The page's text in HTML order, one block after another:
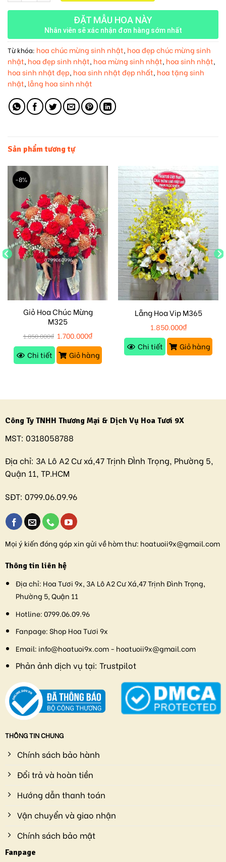
ĐẶT MẪU HOA NÀY
Nhân viên sẽ xác nhận đơn hàng sớm nhất
Từ khóa: hoa chúc mừng sinh nhật, hoa đẹp chúc mừng sinh
nhật, hoa đẹp sinh nhật, hoa mừng sinh nhật, hoa sinh nhật,
hoa sinh nhật đẹp, hoa sinh nhật đẹp nhất, hoa tặng sinh
nhật, lẵng hoa sinh nhật
Sản phẩm tương tự
-8%
Giỏ Hoa Chúc Mừng
M325
1.850.000₫ 1.700.000₫
Chi tiết
Giỏ hàng
Lẵng Hoa Vip M365
1.850.000₫
Chi tiết
Giỏ hàng
Công Ty TNHH Thương Mại & Dịch Vụ Hoa Tươi 9X
MST: 0318058788
Địa chỉ: 3A Lô A2 Cư xá,47 Trịnh ĐÌnh Trọng, Phường 5,
Quận 11, TP.HCM
SĐT: 0799.06.09.96
Mọi ý kiến đóng góp xin gửi về hòm thư: hoatuoii9x@gmail.com
Thông tin liên hệ
Địa chỉ: Hoa Tươi 9x, 3A Lô A2 Cư Xá,47 Trịnh Đình Trọng,
Phường 5, Quận 11
Hotline:0799.06.09.96
Fanpage:Shop Hoa Tươi 9x
Email: info@hoatuoi9x.com - hoatuoii9x@gmail.com
Phản ảnh dịch vụ tại: Trustpilot
THÔNG TIN CHUNG
Chính sách bảo hành
Đổi trả và hoàn tiền
Hướng dẫn thanh toán
Vận chuyển và giao nhận
Chính sách bảo mật
Fanpage